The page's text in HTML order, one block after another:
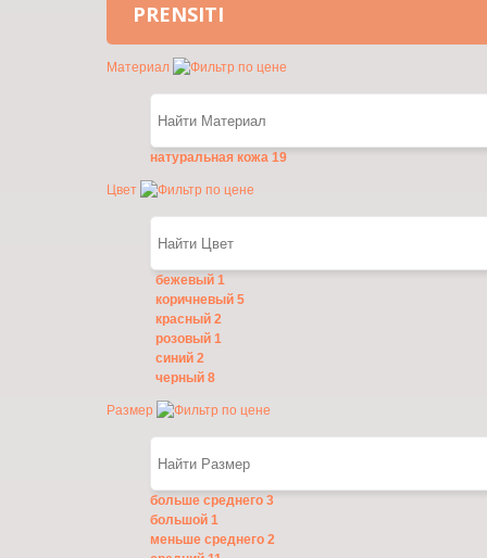
PRENSITI
Материал
натуральная кожа 19
Цвет
бежевый 1
коричневый 5
красный 2
розовый 1
синий 2
черный 8
Размер
больше среднего 3
большой 1
меньше среднего 2